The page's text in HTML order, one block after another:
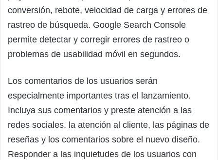
conversión, rebote, velocidad de carga y errores de
rastreo de búsqueda. Google Search Console
permite detectar y corregir errores de rastreo o
problemas de usabilidad móvil en segundos.
Los comentarios de los usuarios serán
especialmente importantes tras el lanzamiento.
Incluya sus comentarios y preste atención a las
redes sociales, la atención al cliente, las páginas de
reseñas y los comentarios sobre el nuevo diseño.
Responder a las inquietudes de los usuarios con